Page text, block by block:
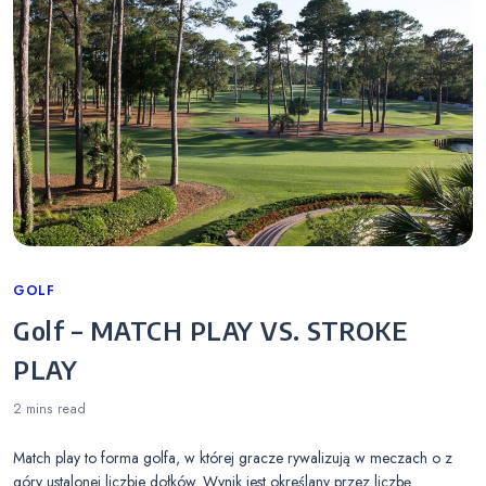
Categories
GOLF
Golf – MATCH PLAY VS. STROKE
PLAY
2 mins read
Match play to forma golfa, w której gracze rywalizują w meczach o z
góry ustalonej liczbie dołków. Wynik jest określany przez liczbę